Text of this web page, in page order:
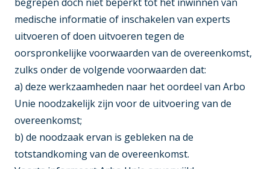
medische informatie of inschakelen van experts
uitvoeren of doen uitvoeren tegen de
oorspronkelijke voorwaarden van de overeenkomst,
zulks onder de volgende voorwaarden dat:
a) deze werkzaamheden naar het oordeel van Arbo
Unie noodzakelijk zijn voor de uitvoering van de
overeenkomst;
b) de noodzaak ervan is gebleken na de
totstandkoming van de overeenkomst.